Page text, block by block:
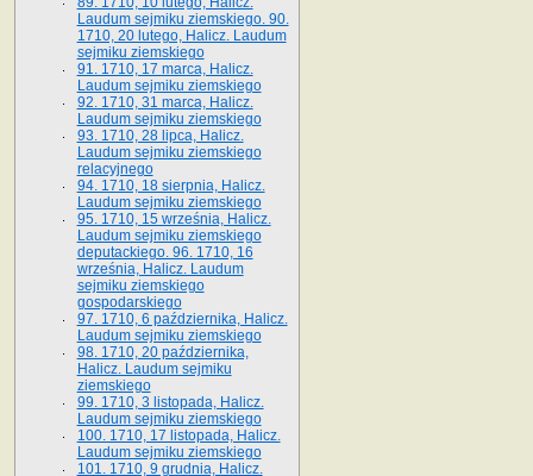
Laudum sejmiku ziemskiego. 90.
1710, 20 lutego, Halicz. Laudum
sejmiku ziemskiego
91. 1710, 17 marca, Halicz.
Laudum sejmiku ziemskiego
92. 1710, 31 marca, Halicz.
Laudum sejmiku ziemskiego
93. 1710, 28 lipca, Halicz.
Laudum sejmiku ziemskiego
relacyjnego
94. 1710, 18 sierpnia, Halicz.
Laudum sejmiku ziemskiego
95. 1710, 15 września, Halicz.
Laudum sejmiku ziemskiego
deputackiego. 96. 1710, 16
września, Halicz. Laudum
sejmiku ziemskiego
gospodarskiego
97. 1710, 6 października, Halicz.
Laudum sejmiku ziemskiego
98. 1710, 20 października,
Halicz. Laudum sejmiku
ziemskiego
99. 1710, 3 listopada, Halicz.
Laudum sejmiku ziemskiego
100. 1710, 17 listopada, Halicz.
Laudum sejmiku ziemskiego
101. 1710, 9 grudnia, Halicz.